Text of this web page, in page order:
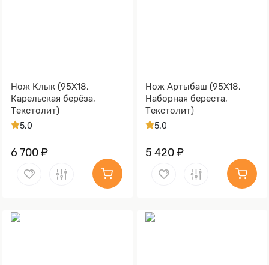
Нож Клык (95Х18,
Карельская берёза,
Текстолит)
5.0
6 700 ₽
Нож Артыбаш (95Х18,
Наборная береста,
Текстолит)
5.0
5 420 ₽